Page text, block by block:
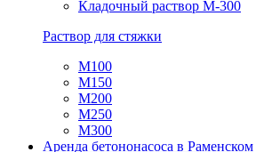
Кладочный раствор М-300
Раствор для стяжки
М100
М150
М200
М250
М300
Аренда бетононасоса в Раменском